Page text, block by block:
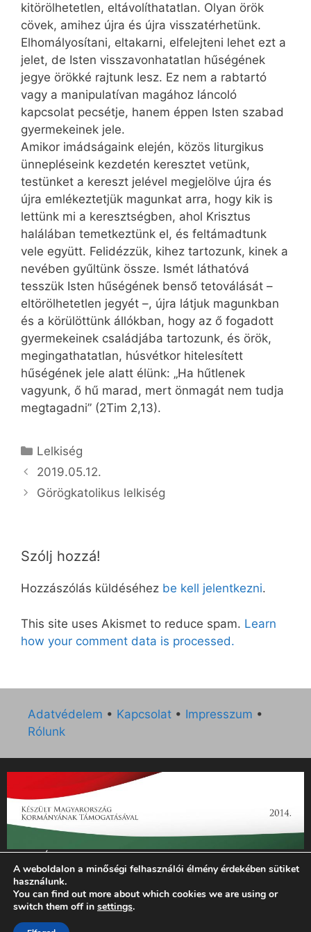
kitörölhetetlen, eltávolíthatatlan. Olyan örök
cövek, amihez újra és újra visszatérhetünk.
Elhomályosítani, eltakarni, elfelejteni lehet ezt a
jelet, de Isten visszavonhatatlan hűségének
jegye örökké rajtunk lesz. Ez nem a rabtartó
vagy a manipulatívan magához láncoló
kapcsolat pecsétje, hanem éppen Isten szabad
gyermekeinek jele.
Amikor imádságaink elején, közös liturgikus
ünnepléseink kezdetén keresztet vetünk,
testünket a kereszt jelével megjelölve újra és
újra emlékeztetjük magunkat arra, hogy kik is
lettünk mi a keresztségben, ahol Krisztus
halálában temetkeztünk el, és feltámadtunk
vele együtt. Felidézzük, kihez tartozunk, kinek a
nevében gyűltünk össze. Ismét láthatóvá
tesszük Isten hűségének benső tetoválását –
eltörölhetetlen jegyét –, újra látjuk magunkban
és a körülöttünk állókban, hogy az ő fogadott
gyermekeinek családjába tartozunk, és örök,
megingathatatlan, húsvétkor hitelesített
hűségének jele alatt élünk: „Ha hűtlenek
vagyunk, ő hű marad, mert önmagát nem tudja
megtagadni” (2Tim 2,13).
Kategória
Lelkiség
2019.05.12.
Görögkatolikus lelkiség
Szólj hozzá!
Hozzászólás küldéséhez be kell jelentkezni.
This site uses Akismet to reduce spam. Learn
how your comment data is processed.
Adatvédelem • Kapcsolat • Impresszum •
Rólunk
„Az Új Ember katolikus hetilap 2014. évi működésének
támogatását az EGYH-KCP-14-P-0121 sz. támogatási
szerződés keretében 3 000 000 Ft összegben támogatta az
Emberi Erőforrások Minisztériuma.”
A weboldalon a minőségi felhasználói élmény érdekében sütiket
használunk.
You can find out more about which cookies we are using or
switch them off in settings.